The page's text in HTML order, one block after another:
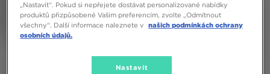
„Nastavit“. Pokud si nepřejete dostávat personalizované nabídky
produktů přizpůsobené Vašim preferencím, zvolte „Odmítnout
všechny“. Další informace naleznete v našich podmínkách ochrany
osobních údajů.
Nastavit